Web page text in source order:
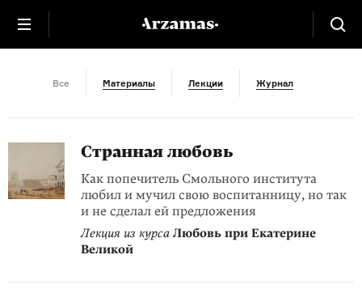
XVIII век
Все Материалы Лекции Журнал
Странная любовь
Как попечитель Смольного института
любил и мучил свою воспитанницу, но так
и не сделал ей предложения
Лекция из курса Любовь при Екатерине
Великой